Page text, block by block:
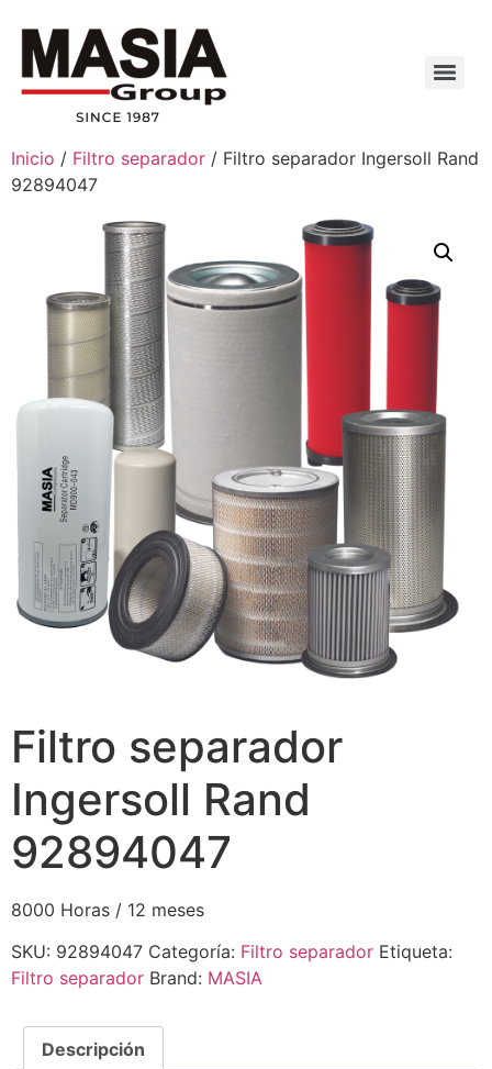
Inicio / Filtro separador / Filtro separador Ingersoll Rand
92894047
Filtro separador
Ingersoll Rand
92894047
8000 Horas / 12 meses
SKU: 92894047 Categoría: Filtro separador Etiqueta:
Filtro separador Brand: MASIA
Descripción